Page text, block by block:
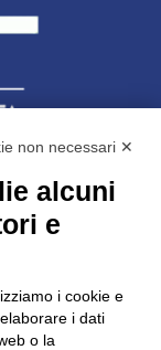
36426
non necessari ✕
alcuni
e
i cookie e
i dati
o la